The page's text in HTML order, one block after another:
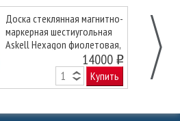
Доска стеклянная магнитно-
маркерная шестиугольная
Askell Hexagon фиолетовая,
14000 o
Купить